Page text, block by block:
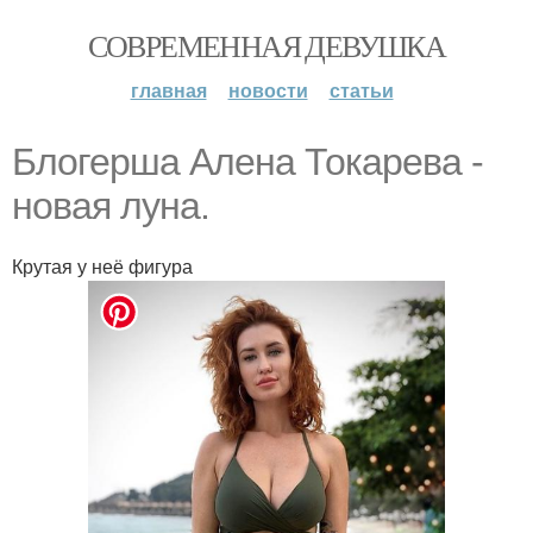
СОВРЕМЕННАЯ ДЕВУШКА
главная новости статьи
Блогерша Алена Токарева -
новая луна.
Крутая у неё фигура